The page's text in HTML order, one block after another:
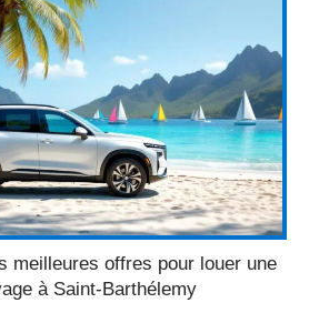
meilleures offres pour louer une
à Saint-Barthélemy